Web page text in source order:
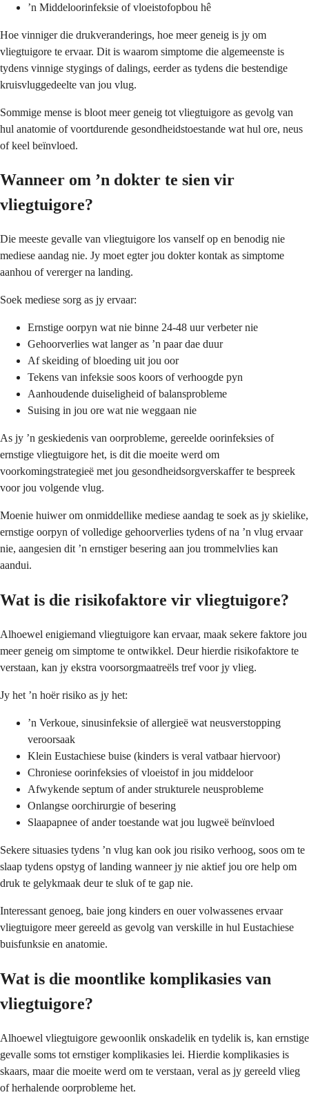
’n Middeloorinfeksie of vloeistofopbou hê
Hoe vinniger die drukveranderings, hoe meer geneig is jy om
vliegtuigore te ervaar. Dit is waarom simptome die algemeenste is
tydens vinnige stygings of dalings, eerder as tydens die bestendige
kruisvluggedeelte van jou vlug.
Sommige mense is bloot meer geneig tot vliegtuigore as gevolg van
hul anatomie of voortdurende gesondheidstoestande wat hul ore, neus
of keel beïnvloed.
Wanneer om ’n dokter te sien vir
vliegtuigore?
Die meeste gevalle van vliegtuigore los vanself op en benodig nie
mediese aandag nie. Jy moet egter jou dokter kontak as simptome
aanhou of vererger na landing.
Soek mediese sorg as jy ervaar:
Ernstige oorpyn wat nie binne 24-48 uur verbeter nie
Gehoorverlies wat langer as ’n paar dae duur
Af skeiding of bloeding uit jou oor
Tekens van infeksie soos koors of verhoogde pyn
Aanhoudende duiseligheid of balansprobleme
Suising in jou ore wat nie weggaan nie
As jy ’n geskiedenis van oorprobleme, gereelde oorinfeksies of
ernstige vliegtuigore het, is dit die moeite werd om
voorkomingstrategieë met jou gesondheidsorgverskaffer te bespreek
voor jou volgende vlug.
Moenie huiwer om onmiddellike mediese aandag te soek as jy skielike,
ernstige oorpyn of volledige gehoorverlies tydens of na ’n vlug ervaar
nie, aangesien dit ’n ernstiger besering aan jou trommelvlies kan
aandui.
Wat is die risikofaktore vir vliegtuigore?
Alhoewel enigiemand vliegtuigore kan ervaar, maak sekere faktore jou
meer geneig om simptome te ontwikkel. Deur hierdie risikofaktore te
verstaan, kan jy ekstra voorsorgmaatreëls tref voor jy vlieg.
Jy het ’n hoër risiko as jy het:
’n Verkoue, sinusinfeksie of allergieë wat neusverstopping
veroorsaak
Klein Eustachiese buise (kinders is veral vatbaar hiervoor)
Chroniese oorinfeksies of vloeistof in jou middeloor
Afwykende septum of ander strukturele neusprobleme
Onlangse oorchirurgie of besering
Slaapapnee of ander toestande wat jou lugweë beïnvloed
Sekere situasies tydens ’n vlug kan ook jou risiko verhoog, soos om te
slaap tydens opstyg of landing wanneer jy nie aktief jou ore help om
druk te gelykmaak deur te sluk of te gap nie.
Interessant genoeg, baie jong kinders en ouer volwassenes ervaar
vliegtuigore meer gereeld as gevolg van verskille in hul Eustachiese
buisfunksie en anatomie.
Wat is die moontlike komplikasies van
vliegtuigore?
Alhoewel vliegtuigore gewoonlik onskadelik en tydelik is, kan ernstige
gevalle soms tot ernstiger komplikasies lei. Hierdie komplikasies is
skaars, maar die moeite werd om te verstaan, veral as jy gereeld vlieg
of herhalende oorprobleme het.